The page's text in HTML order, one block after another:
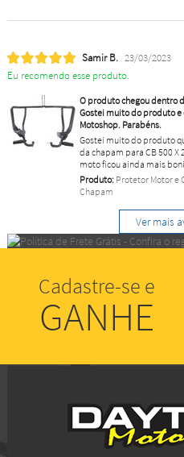
Samir B. 23/03/2023
Eu recomendo esse produto.
O produto chegou dentro
Gostei muito do produto e
Motoshop. Parabéns.
Gostei muito do produto
da chapam para CB 500 X
moto ficou ainda mais
Produto:Protetor Motor e
Chapam
Ver mais
Cadastre-se e
GANHE